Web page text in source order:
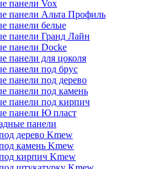
панели Vox
панели Альта Профиль
панели белые
панели Гранд Лайн
панели Docke
панели для цоколя
панели под брус
панели под дерево
панели под камень
панели под кирпич
панели Ю пласт
панели
дерево Kmew
камень Kmew
кирпич Kmew